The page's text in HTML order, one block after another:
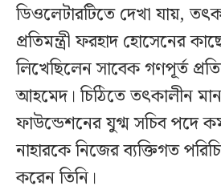
ডিওলেটারটিতে দেখা যায়,
প্রতিমন্ত্রী ফরহাদ হোসেনের
লিখেছিলেন সাবেক গণপূর্ত
আহমেদ। চিঠিতে তৎকালীন
ফাউন্ডেশনের যুগ্ম সচিব পদে
নাহারকে নিজের ব্যক্তিগত
করেন তিনি।